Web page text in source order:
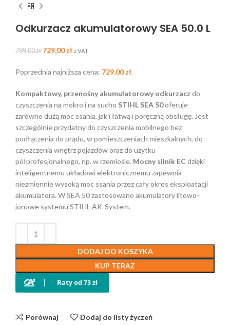
Odkurzacz akumulatorowy SEA 50.0 L
799,00zł 729,00zł z VAT
Poprzednia najniższa cena: 729,00zł.
Kompaktowy, przenośny akumulatorowy odkurzacz do
czyszczenia na mokro i na sucho STIHL SEA 50oferuje
zarówno dużą moc ssania, jak i łatwą i poręczną obsługę. Jest
szczególnie przydatny do czyszczenia mobilnego bez
podłączenia do prądu, w pomieszczeniach mieszkalnych, do
czyszczenia wnętrz pojazdów oraz do użytku
półprofesjonalnego, np. w rzemiośle. Mocny silnik EC dzięki
inteligentnemu układowi elektronicznemu zapewnia
niezmiennie wysoką moc ssania przez cały okres eksploatacji
akumulatora. W SEA 50 zastosowano akumulatory litowo-
jonowe systemu STIHL AK-System.
DODAJ DO KOSZYKA
KUP TERAZ
Porównaj Dodaj do listy życzeń